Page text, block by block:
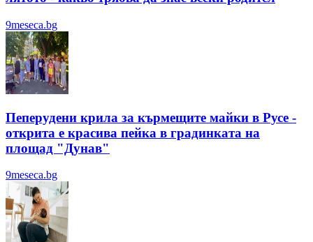
9meseca.bg
Пеперудени крила за кърмещите майки в Русе -
открита е красива пейка в градинката на
площад "Дунав"
9meseca.bg